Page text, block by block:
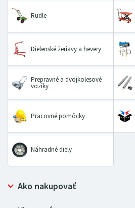
Rudle
Dielenské žeriavy a hevery
Prepravné a dvojkolesové
vozíky
Pracovné pomôcky
Náhradné diely
Ako nakupovať
Prečo nakupovať u LUGERO